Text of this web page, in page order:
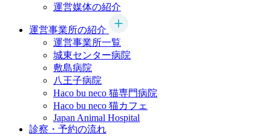
運営媒体の紹介
運営事業所の紹介
運営事業所一覧
城東センター病院
敷島病院
八王子病院
Haco bu neco 猫専門病院
Haco bu neco 猫カフェ
Japan Animal Hospital
診察・予約の流れ